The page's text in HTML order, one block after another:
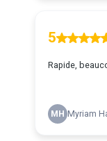
5
Rapide,
MH Myriam